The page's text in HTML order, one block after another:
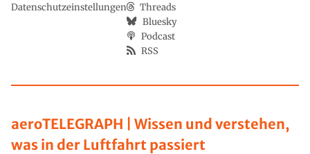
aeroTELEGRAPH | Wissen und verstehen,
was in der Luftfahrt passiert
Datenschutzeinstellungen
Threads
Bluesky
Podcast
RSS